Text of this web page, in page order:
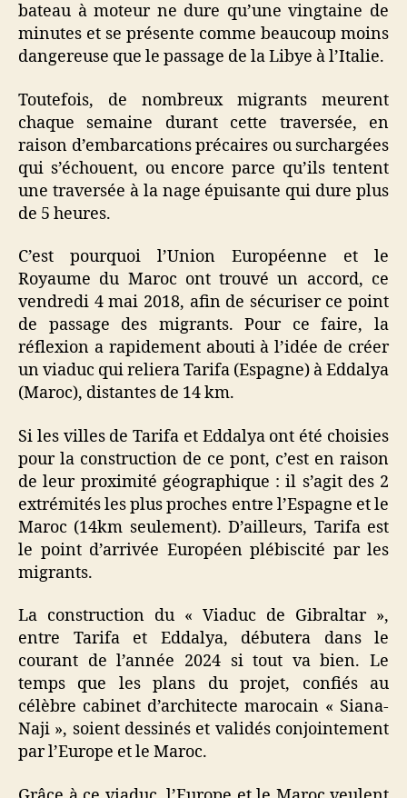
bateau à moteur ne dure qu’une vingtaine de
minutes et se présente comme beaucoup moins
dangereuse que le passage de la Libye à l’Italie.
Toutefois, de nombreux migrants meurent
chaque semaine durant cette traversée, en
raison d’embarcations précaires ou surchargées
qui s’échouent, ou encore parce qu’ils tentent
une traversée à la nage épuisante qui dure plus
de 5 heures.
C’est pourquoi l’Union Européenne et le
Royaume du Maroc ont trouvé un accord, ce
vendredi 4 mai 2018, afin de sécuriser ce point
de passage des migrants. Pour ce faire, la
réflexion a rapidement abouti à l’idée de créer
un viaduc qui reliera Tarifa (Espagne) à Eddalya
(Maroc), distantes de 14 km.
Si les villes de Tarifa et Eddalya ont été choisies
pour la construction de ce pont, c’est en raison
de leur proximité géographique : il s’agit des 2
extrémités les plus proches entre l’Espagne et le
Maroc (14km seulement). D’ailleurs, Tarifa est
le point d’arrivée Européen plébiscité par les
migrants.
La construction du « Viaduc de Gibraltar »,
entre Tarifa et Eddalya, débutera dans le
courant de l’année 2024 si tout va bien. Le
temps que les plans du projet, confiés au
célèbre cabinet d’architecte marocain « Siana-
Naji », soient dessinés et validés conjointement
par l’Europe et le Maroc.